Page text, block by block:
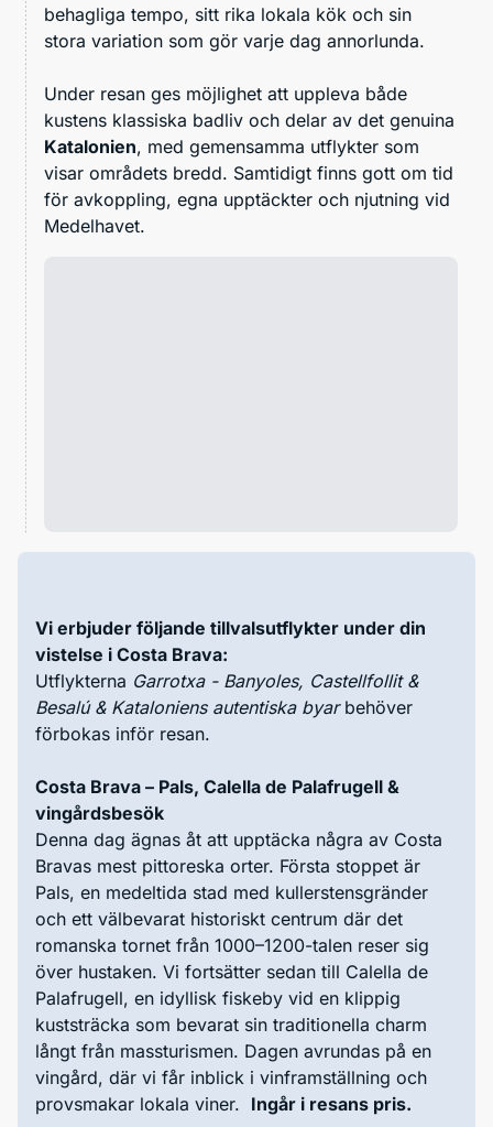
behagliga tempo, sitt rika lokala kök och sin
stora variation som gör varje dag annorlunda.
Under resan ges möjlighet att uppleva både
kustens klassiska badliv och delar av det genuina
Katalonien, med gemensamma utflykter som
visar områdets bredd. Samtidigt finns gott om tid
för avkoppling, egna upptäckter och njutning vid
Medelhavet.
Vi erbjuder följande tillvalsutflykter under din
vistelse i Costa Brava:
Utflykterna Garrotxa - Banyoles, Castellfollit &
Besalú & Kataloniens autentiska byarbehöver
förbokas inför resan.
Costa Brava – Pals, Calella de Palafrugell &
vingårdsbesök
Denna dag ägnas åt att upptäcka några av Costa
Bravas mest pittoreska orter. Första stoppet är
Pals, en medeltida stad med kullerstensgränder
och ett välbevarat historiskt centrum där det
romanska tornet från 1000–1200-talen reser sig
över hustaken. Vi fortsätter sedan till Calella de
Palafrugell, en idyllisk fiskeby vid en klippig
kuststräcka som bevarat sin traditionella charm
långt från mass­turismen. Dagen avrundas på en
vingård, där vi får inblick i vinframställning och
provsmakar lokala viner. Ingår i resans pris.